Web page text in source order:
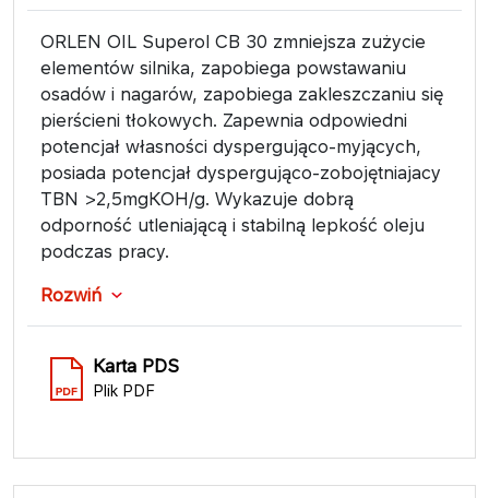
ORLEN OIL Superol CB 30 zmniejsza zużycie
elementów silnika, zapobiega powstawaniu
osadów i nagarów, zapobiega zakleszczaniu się
pierścieni tłokowych. Zapewnia odpowiedni
potencjał własności dyspergująco-myjących,
posiada potencjał dyspergująco-zobojętniajacy
TBN >2,5mgKOH/g. Wykazuje dobrą
odporność utleniającą i stabilną lepkość oleju
podczas pracy.
Rozwiń
Karta PDS
Plik PDF